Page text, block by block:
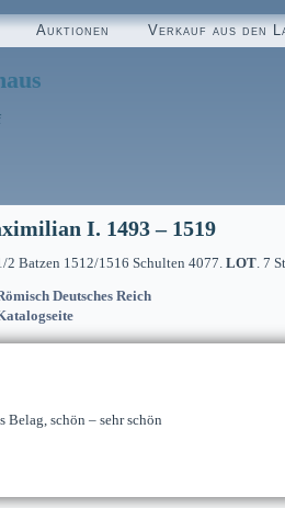
Auktionen Verkauf aus den
I. 1493 – 1519
2 Batzen 1512/1516 Schulten 4077. LOT. 7
Deutsches Reich
Belag, schön – sehr schön